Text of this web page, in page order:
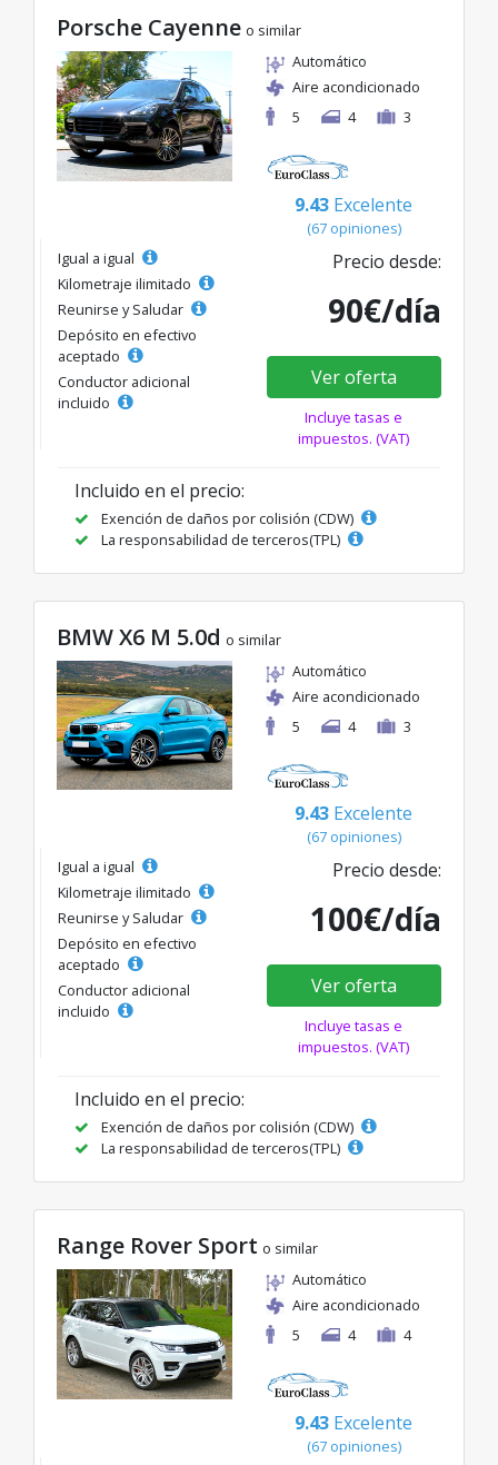
Porsche Cayenne o similar
Automático
Aire acondicionado
5
4 3
9.43 Excelente
(67 opiniones)
Igual a igual
Kilometraje ilimitado
Reunirse y Saludar
Depósito en efectivo
aceptado
Conductor adicional
incluido
Precio desde:
90€/día
Ver oferta
Incluye tasas e
impuestos. (VAT)
Incluido en el precio:
Exención de daños por colisión (CDW)
La responsabilidad de terceros(TPL)
BMW X6 M 5.0d o similar
Automático
Aire acondicionado
5
4 3
9.43 Excelente
(67 opiniones)
Igual a igual
Kilometraje ilimitado
Reunirse y Saludar
Depósito en efectivo
aceptado
Conductor adicional
incluido
Precio desde:
100€/día
Ver oferta
Incluye tasas e
impuestos. (VAT)
Incluido en el precio:
Exención de daños por colisión (CDW)
La responsabilidad de terceros(TPL)
Range Rover Sport o similar
Automático
Aire acondicionado
5
4 4
9.43 Excelente
(67 opiniones)